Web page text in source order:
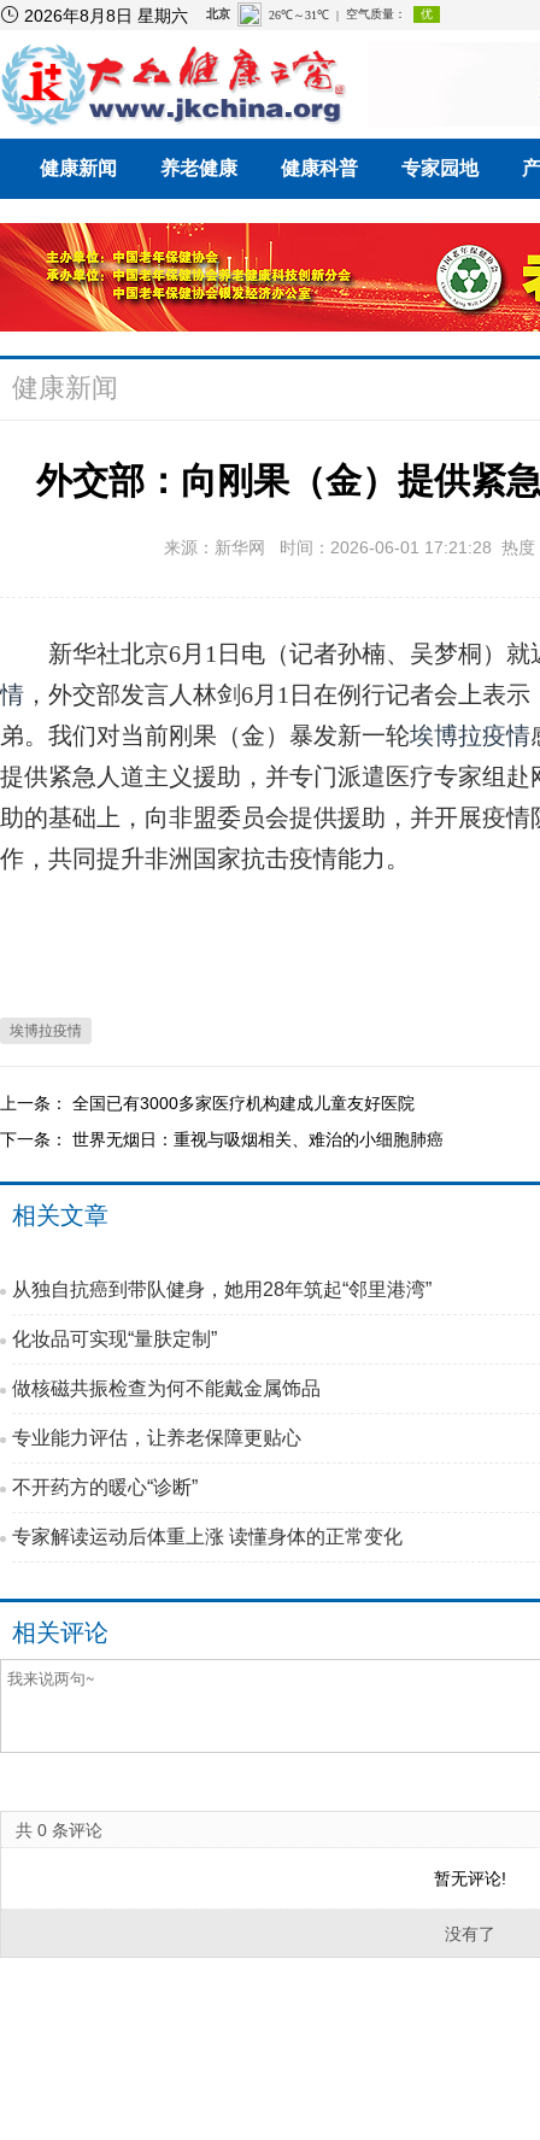
 2026年8月8日 星期六
健康新闻 养老健康 健康科普 专家园地
健康新闻
外交部：向刚果（金）提供紧
来源：新华网 时间：2026-06-01 17:21:28 热
新华社北京6月1日电（记者孙楠、吴梦桐）就
情 ，外交部发言人林剑6月1日在例行记者会上表
弟。我们对当前刚果（金）暴发新一轮埃博拉疫情
提供紧急人道主义援助，并专门派遣医疗专家组
助的基础上，向非盟委员会提供援助，并开展疫
作，共同提升非洲国家抗击疫情能力。
埃博拉疫情
上一条： 全国已有3000多家医疗机构建成儿童友好医院
下一条： 世界无烟日：重视与吸烟相关、难治的小细胞肺癌
相关文章
从独自抗癌到带队健身，她用28年筑起“邻里港湾”
化妆品可实现“量肤定制”
做核磁共振检查为何不能戴金属饰品
专业能力评估，让养老保障更贴心
不开药方的暖心“诊断”
专家解读运动后体重上涨 读懂身体的正常变化
相关评论
共 0 条评论
暂无评论!
没有了